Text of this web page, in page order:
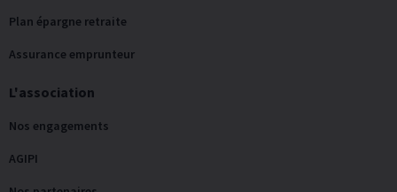
Plan épargne retraite
Assurance emprunteur
L'association
Nos engagements
AGIPI